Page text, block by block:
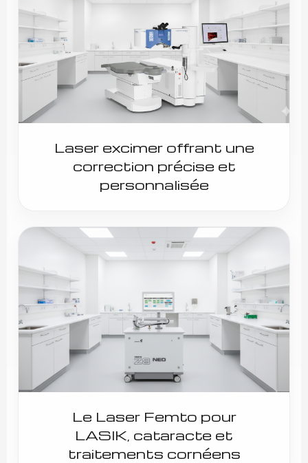
Laser excimer offrant une
correction précise et
personnalisée
Le Laser Femto pour
LASIK, cataracte et
traitements cornéens